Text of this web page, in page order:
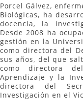
Porcel Gálvez,
Biológicas, ha
docencia, la
Desde 2008 ha
gestión en la
como directora del
sus años, del que
como directora
Aprendizaje y la
directora del
Investigación en el